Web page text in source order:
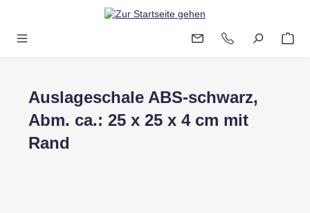
Zum Hauptinhalt springen
Auslageschale ABS-schwarz,
Abm. ca.: 25 x 25 x 4 cm mit
Rand